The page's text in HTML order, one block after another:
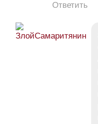
Ответить